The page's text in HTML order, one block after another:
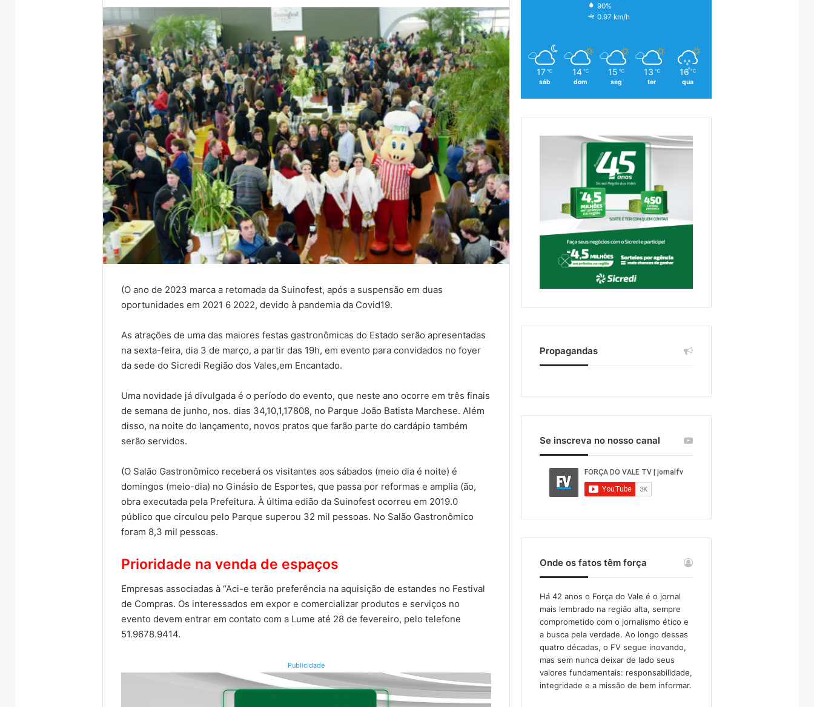
(O ano de 2023 marca a retomada da Suinofest, após a suspensão em duas
oportunidades em 2021 6 2022, devido à pandemia da Covid19.
As atrações de uma das maiores festas gastronômicas do Estado serão apresentadas
na sexta-feira, dia 3 de março, a partir das 19h, em evento para convidados no foyer
da sede do Sicredi Região dos Vales,em Encantado.
Uma novidade já divulgada é o período do evento, que neste ano ocorre em três finais
de semana de junho, nos. dias 34,10,1,17808, no Parque João Batista Marchese. Além
disso, na noite do lançamento, novos pratos que farão parte do cardápio também
serão servidos.
(O Salão Gastronômico receberá os visitantes aos sábados (meio dia é noite) é
domingos (meio-dia) no Ginásio de Esportes, que passa por reformas e amplia (ão,
obra executada pela Prefeitura. À última edião da Suinofest ocorreu em 2019.0
público que circulou pelo Parque superou 32 mil pessoas. No Salão Gastronômico
foram 8,3 mil pessoas.
Prioridade na venda de espaços
Empresas associadas à “Aci-e terão preferência na aquisição de estandes no Festival
de Compras. Os interessados em expor e comercializar produtos e serviços no
evento devem entrar em contato com a Lume até 28 de fevereiro, pelo telefone
51.9678.9414.
Publicidade
90%
0.97 km/h
17 ℃
sáb
14 ℃
dom
15 ℃
seg
13 ℃
ter
16 ℃
qua
Propagandas
Se inscreva no nosso canal
Onde os fatos têm força
Há 42 anos o Força do Vale é o jornal
mais lembrado na região alta, sempre
comprometido com o jornalismo ético e
a busca pela verdade. Ao longo dessas
quatro décadas, o FV segue inovando,
mas sem nunca deixar de lado seus
valores fundamentais: responsabilidade,
integridade e a missão de bem informar.​